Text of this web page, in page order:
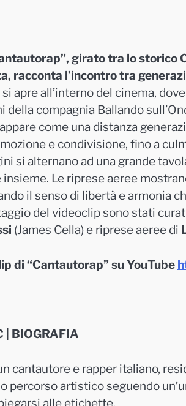
girato tra lo storico
racconta l’incontro tra
apre all’interno del cinema,
della compagnia Ballando
come una distanza
e condivisione, fino a
si alternano ad una grande
Le riprese aeree
il senso di libertà e armonia
del videoclip sono stati
(James Cella) e riprese aeree di
di “Cantautorap” su YouTube
| BIOGRAFIA
cantautore e rapper italiano,
percorso artistico seguendo
alle etichette.